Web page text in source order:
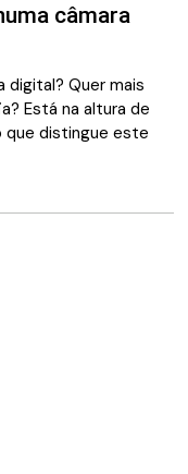
câmara
digital? Quer mais
Está na altura de
que distingue este